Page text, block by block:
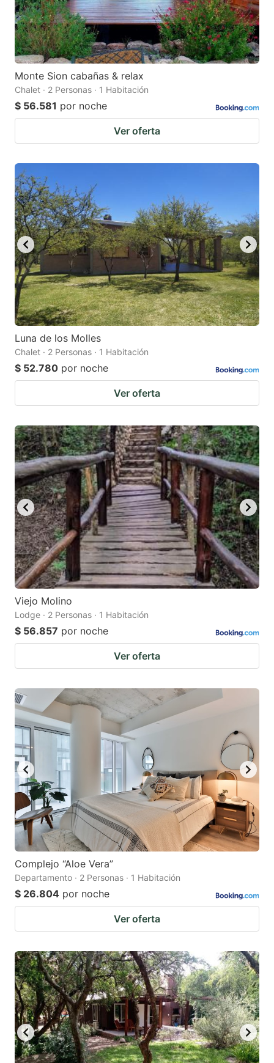
Monte Sion cabañas & relax
Chalet · 2 Personas · 1 Habitación
$ 56.581 por noche
Ver oferta
Luna de los Molles
Chalet · 2 Personas · 1 Habitación
$ 52.780 por noche
Ver oferta
Viejo Molino
Lodge · 2 Personas · 1 Habitación
$ 56.857 por noche
Ver oferta
Complejo “Aloe Vera”
Departamento · 2 Personas · 1 Habitación
$ 26.804 por noche
Ver oferta